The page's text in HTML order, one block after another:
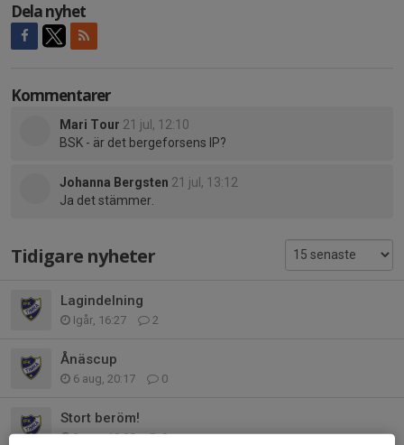
Dela nyhet
Kommentarer
Mari Tour 21 jul, 12:10
BSK - är det bergeforsens IP?
Johanna Bergsten 21 jul, 13:12
Ja det stämmer.
Tidigare nyheter
Lagindelning
Igår, 16:27 2
Ånäscup
6 aug, 20:17 0
Stort beröm!
2 aug, 18:05 0